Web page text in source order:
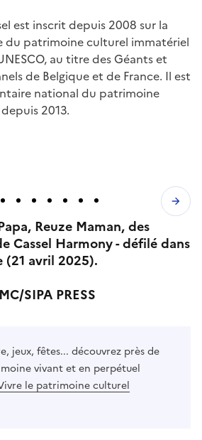
est inscrit depuis 2008 sur la
du patrimoine culturel immatériel
au titre des Géants et
de Belgique et de France. Il est
national du patrimoine
2013.
Reuze Maman, des
Cassel Harmony - défilé dans
(21 avril 2025).
SIPA PRESS
jeux, fêtes... découvrez près de
vivant et en perpétuel
le patrimoine culturel